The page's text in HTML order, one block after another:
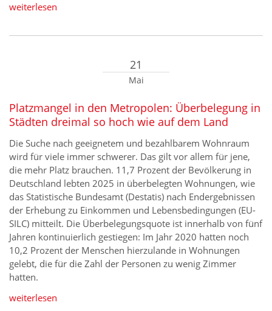
weiterlesen
21
Mai
Platzmangel in den Metropolen: Überbelegung in
Städten dreimal so hoch wie auf dem Land
Die Suche nach geeignetem und bezahlbarem Wohnraum
wird für viele immer schwerer. Das gilt vor allem für jene,
die mehr Platz brauchen. 11,7 Prozent der Bevölkerung in
Deutschland lebten 2025 in überbelegten Wohnungen, wie
das Statistische Bundesamt (Destatis) nach Endergebnissen
der Erhebung zu Einkommen und Lebensbedingungen (EU-
SILC) mitteilt. Die Überbelegungsquote ist innerhalb von fünf
Jahren kontinuierlich gestiegen: Im Jahr 2020 hatten noch
10,2 Prozent der Menschen hierzulande in Wohnungen
gelebt, die für die Zahl der Personen zu wenig Zimmer
hatten.
weiterlesen